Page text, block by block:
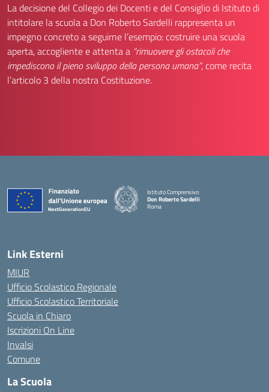
La decisione del Collegio dei Docenti e del Consiglio di Istituto di
intitolare la scuola a Don Roberto Sardelli rappresenta un
impegno concreto a seguirne l’esempio: costruire una scuola
aperta, accogliente e attenta a “rimuovere gli ostacoli che
impediscono il pieno sviluppo della persona umana”, come recita
l’articolo 3 della nostra Costituzione.
Istituto Comprensivo
Don Roberto Sardelli
Roma
Link Esterni
MIUR
Ufficio Scolastico Regionale
Ufficio Scolastico Territoriale
Scuola in Chiaro
Iscrizioni On Line
Invalsi
Comune
La Scuola